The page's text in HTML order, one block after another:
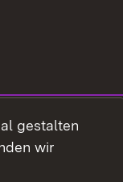
gestalten
wir